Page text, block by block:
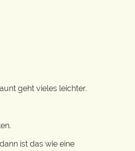
geht vieles leichter.
ist das wie eine